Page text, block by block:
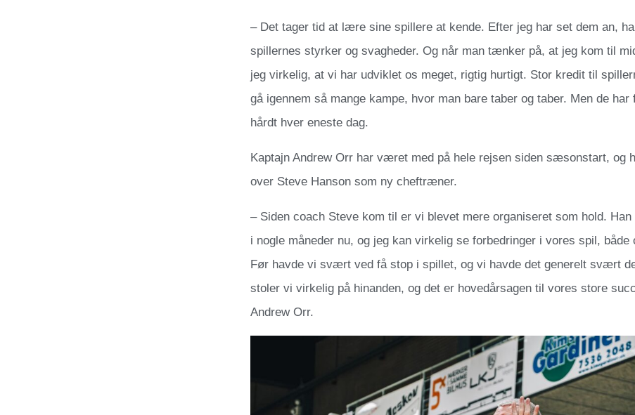
– Det tager tid at lære sine spillere at kende. Efter jeg har set dem an,
spillernes styrker og svagheder. Og når man tænker på, at jeg kom til
jeg virkelig, at vi har udviklet os meget, rigtig hurtigt. Stor kredit til
gå igennem så mange kampe, hvor man bare taber og taber. Men de har
hårdt hver eneste dag.
Kaptajn Andrew Orr har været med på hele rejsen siden sæsonstart, og
over Steve Hanson som ny cheftræner.
– Siden coach Steve kom til er vi blevet mere organiseret som hold.
i nogle måneder nu, og jeg kan virkelig se forbedringer i vores spil, både
Før havde vi svært ved få stop i spillet, og vi havde det generelt svært
stoler vi virkelig på hinanden, og det er hovedårsagen til vores store
Andrew Orr.